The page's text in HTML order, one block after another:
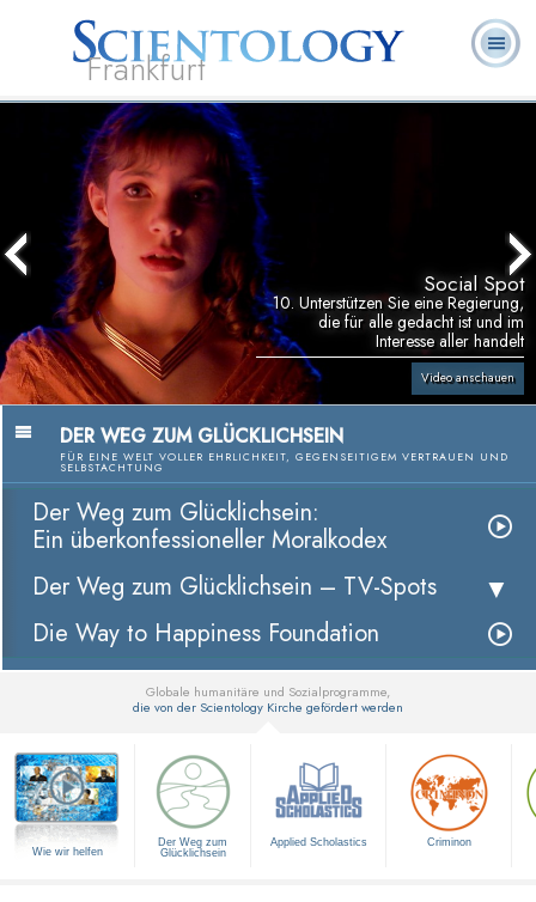
Frankfurt
Was ist
Scientology?
Ehrenamtliche
Social Spot
10. Unterstützen Sie eine Regierung,
die für alle gedacht ist und im
Interesse aller handelt
Video anschauen
DER WEG ZUM GLÜCKLICHSEIN
FÜR EINE WELT VOLLER EHRLICHKEIT, GEGENSEITIGEM VERTRAUEN UND
SELBSTACHTUNG
Der Weg zum Glücklichsein:
Ein überkonfessioneller Moralkodex
Der Weg zum Glücklichsein – TV-Spots
Die Way to Happiness Foundation
Globale humanitäre und Sozialprogramme,
die von der Scientology Kirche gefördert werden
Wie wir helfen
Der Weg zum
Glücklichsein
Applied Scholastics Criminon